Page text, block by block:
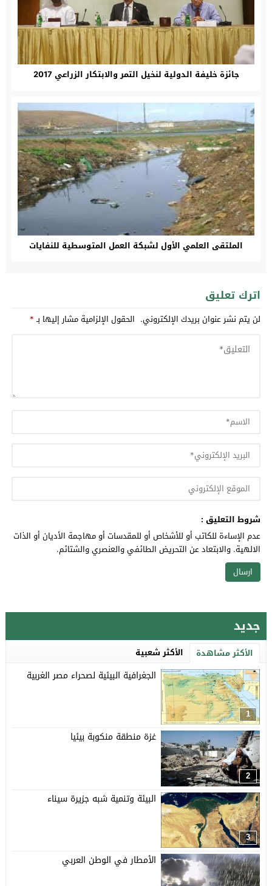
جائزة خليفة الدولية لنخيل التمر والابتكار الزراعي 2017
الملتقى العلمي الأول لشبكة العمل المتوسطية للنفايات
اترك تعليق
لن يتم نشر عنوان بريدك الإلكتروني. الحقول الإلزامية مشار إليها بـ*
شروط التعليق :
عدم الإساءة للكاتب أو للأشخاص أو للمقدسات أو مهاجمة الأديان أو الذات
الالهية. والابتعاد عن التحريض الطائفي والعنصري والشتائم.
جديد
الأكثر مشاهدة الأكثر شعبية
1
الجغرافية البيئية لصحراء مصر الغربية
2
غزة منطقة منكوبة بيئيا
3
البيئة وتنمية شبه جزيرة سيناء
الأمطار في الوطن العربي